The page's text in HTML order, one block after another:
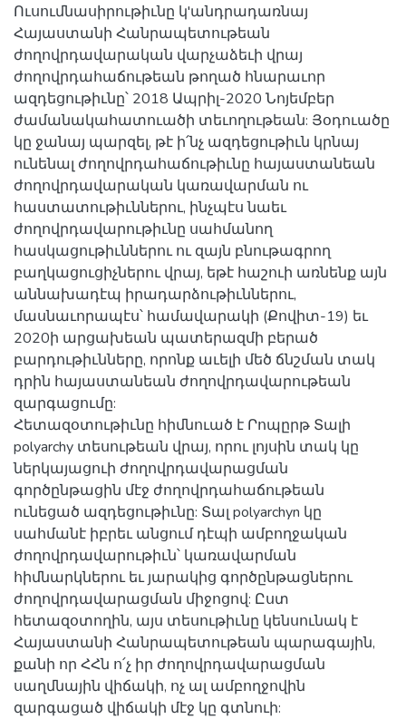
Ուսումնասիրութիւնը կ'անդրադառնայ
Հայաստանի Հանրապետութեան
ժողովրդավարական վարչաձեւի վրայ
ժողովրդահաճութեան թողած հնարաւոր
ազդեցութիւնը՝ 2018 Ապրիլ-2020 Նոյեմբեր
ժամանակահատուածի տեւողութեան: Յօդուածը
կը ջանայ պարզել, թէ ի՛նչ ազդեցութիւն կրնայ
ունենալ ժողովրդահաճութիւնը հայաստանեան
ժողովրդավարական կառավարման ու
հաստատութիւններու, ինչպէս նաեւ
ժողովրդավարութիւնը սահմանող
հասկացութիւններու ու զայն բնութագրող
բաղկացուցիչներու վրայ, եթէ հաշուի առնենք այն
աննախադէպ իրադարձութիւններու,
մասնաւորապէս՝ համավարակի (Քովիտ-19) եւ
2020ի արցախեան պատերազմի բերած
բարդութիւնները, որոնք աւելի մեծ ճնշման տակ
դրին հայաստանեան ժողովրդավարութեան
զարգացումը:
Հետազօտութիւնը հիմնուած է Րոպըրթ Տալի
polyarchy տեսութեան վրայ, որու լոյսին տակ կը
ներկայացուի ժողովրդավարացման
գործընթացին մէջ ժողովրդահաճութեան
ունեցած ազդեցութիւնը: Տալ polyarchyn կը
սահմանէ իբրեւ անցում դէպի ամբողջական
ժողովրդավարութիւն՝ կառավարման
հիմնարկներու եւ յարակից գործընթացներու
ժողովրդավարացման միջոցով: Ըստ
հետազօտողին, այս տեսութիւնը կենսունակ է
Հայաստանի Հանրապետութեան պարագային,
քանի որ ՀՀն ո՛չ իր ժողովրդավարացման
սաղմնային վիճակի, ոչ ալ ամբողջովին
զարգացած վիճակի մէջ կը գտնուի: